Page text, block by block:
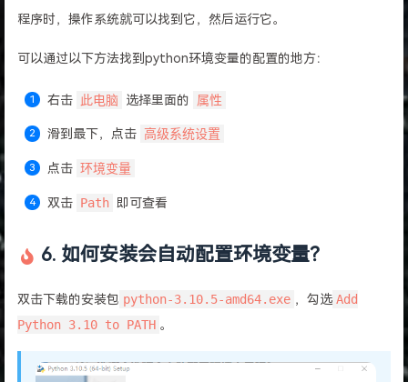
程序时，操作系统就可以找到它，然后运行它。
可以通过以下方法找到python环境变量的配置的地方：
右击 此电脑 选择里面的 属性
滑到最下，点击 高级系统设置
点击 环境变量
双击 Path 即可查看
6. 如何安装会自动配置环境变量？
双击下载的安装包 python-3.10.5-amd64.exe ，勾选 Add
Python 3.10 to PATH 。